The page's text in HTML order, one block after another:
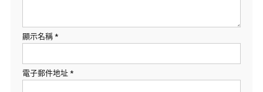
顯示名稱 *
電子郵件地址 *